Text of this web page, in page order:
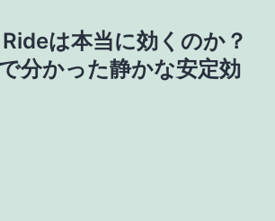
は本当に効くのか？
分かった静かな安定効